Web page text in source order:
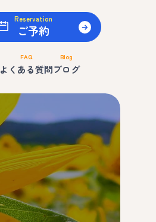
Reservation
ご予約
FAQ
よくある質問
Blog
ブログ